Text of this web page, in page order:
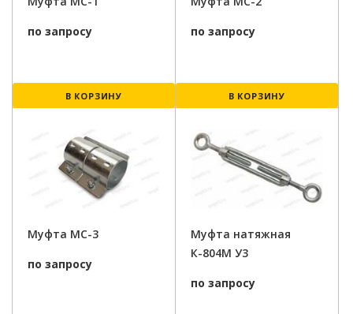
по запросу
В КОРЗИНУ
по запросу
В КОРЗИНУ
Муфта МС-3
по запросу
Муфта натяжная
К-804М У3
по запросу